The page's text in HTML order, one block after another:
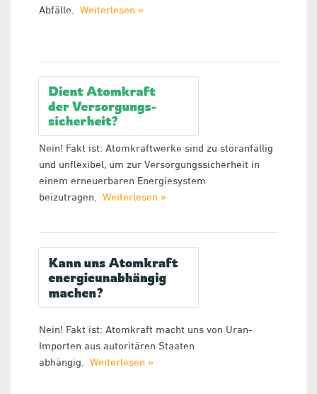
Abfälle. Weiterlesen »
Nein! Fakt ist: Atomkraftwerke sind zu störanfällig
und unflexibel, um zur Versorgungssicherheit in
einem erneuerbaren Energiesystem
beizutragen. Weiterlesen »
Nein! Fakt ist: Atomkraft macht uns von Uran-
Importen aus autoritären Staaten
abhängig. Weiterlesen »